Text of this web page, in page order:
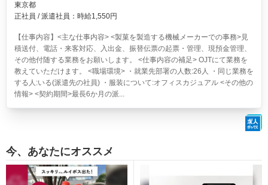
東京都
正社員 / 派遣社員：時給1,550円
【仕事内容】<主な仕事内容> <製菓を製造する機械メーカーでの事務>見
積送付、電話・来客対応、入出金、振替伝票の起票・管理、現預金管理、
その他付随する業務をお願いします。 <仕事内容の補足> OJTにて業務を
教えていただけます。 <職場環境> ・就業先部署の人数:26人 ・同じ業務を
する人:いる(派遣先の社員) ・服装について:オフィスカジュアル <その他の
情報> <契約期間>最長6か月の派...
今、あなたにオススメ